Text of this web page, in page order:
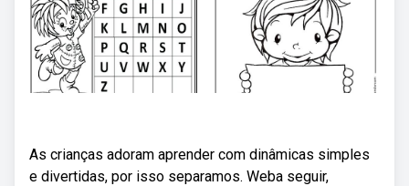
As crianças adoram aprender com dinâmicas simples
e divertidas, por isso separamos. Weba seguir,